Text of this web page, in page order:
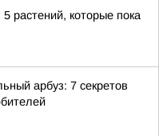
растений, которые пока
арбуз: 7 секретов